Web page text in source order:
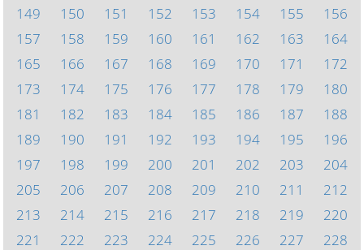
149
150 151 152 153 154 155
156
157
158 159 160 161 162 163
164
165
166 167 168 169 170 171
172
173
174 175 176 177 178 179
180
181
182 183 184 185 186 187
188
189
190 191 192 193 194 195
196
197
198 199 200 201 202 203
204
205
206 207 208 209 210 211
212
213
214 215 216 217 218 219
220
221
222 223 224 225 226 227
228